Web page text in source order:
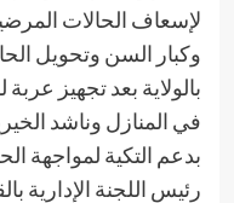
لإسعاف الحالات
وكبار السن وتحويل
بالولاية بعد تجهيز
في المنازل وناشد
بدعم التكية لمواجهة